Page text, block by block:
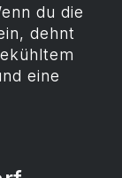
du die
dehnt
eine